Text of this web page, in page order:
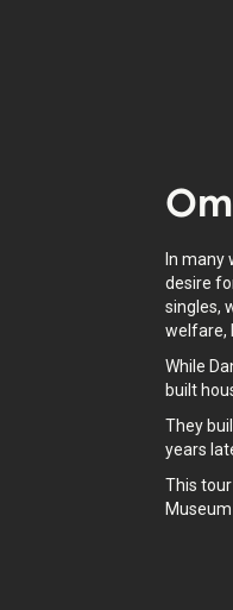
Om
In many
desire
singles,
welfare,
While
built
They
years
This